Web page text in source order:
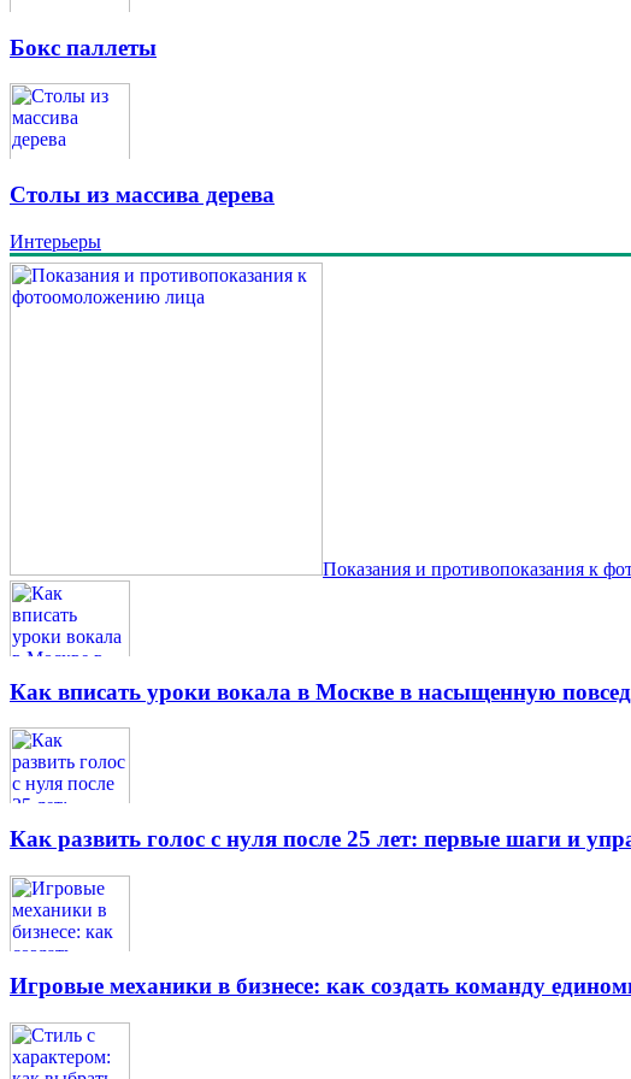
Бокс паллеты
Столы из массива дерева
Интерьеры
Показания и противопоказания к
Как вписать уроки вокала в Москве в насыщенную
Как развить голос с нуля после 25 лет: первые шаги и
Игровые механики в бизнесе: как создать команду